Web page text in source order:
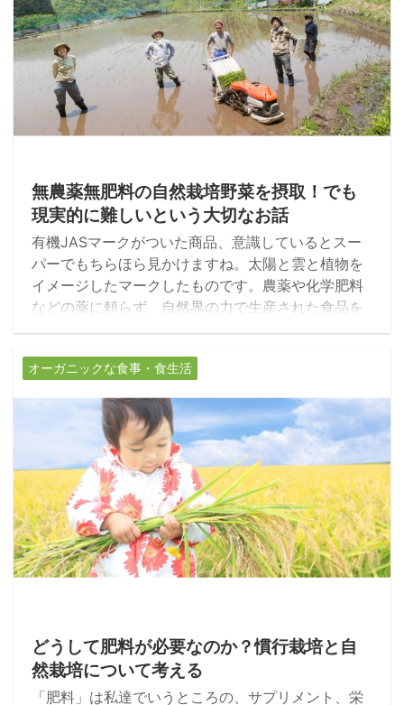
無農薬無肥料の自然栽培野菜を摂取！でも
現実的に難しいという大切なお話
有機JASマークがついた商品、意識しているとスー
パーでもちらほら見かけますね。太陽と雲と植物を
イメージしたマークしたものです。農薬や化学肥料
などの薬に頼らず、自然界の力で生産された食品を
表しています。こういう分かりやすくマークになっ
がたいことですね。
オーガニックな食事・食生活
どうして肥料が必要なのか？慣行栽培と自
然栽培について考える
「肥料」は私達でいうところの、サプリメント、栄